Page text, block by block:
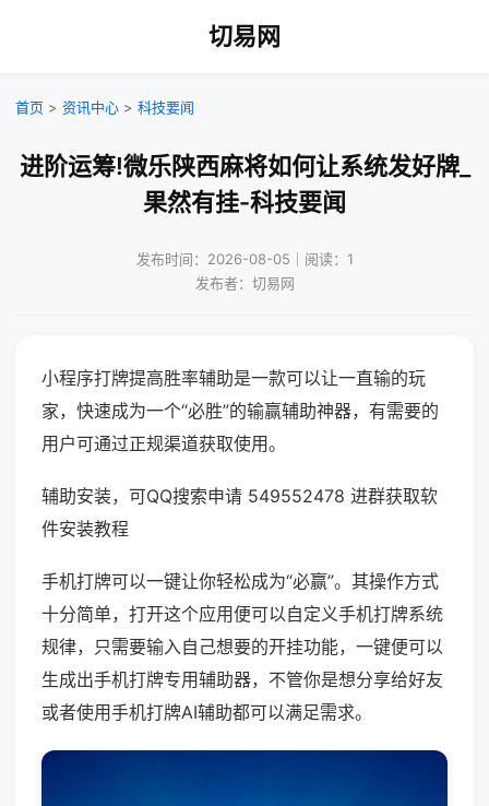
切易网
首页 > 资讯中心 > 科技要闻
进阶运筹!微乐陕西麻将如何让系统发好牌_
果然有挂-科技要闻
发布时间：2026-08-05｜阅读：1
发布者：切易网
小程序打牌提高胜率辅助是一款可以让一直输的玩
家，快速成为一个“必胜”的输赢辅助神器，有需要的
用户可通过正规渠道获取使用。
辅助安装，可QQ搜索申请 549552478 进群获取软
件安装教程
手机打牌可以一键让你轻松成为“必赢”。其操作方式
十分简单，打开这个应用便可以自定义手机打牌系统
规律，只需要输入自己想要的开挂功能，一键便可以
生成出手机打牌专用辅助器，不管你是想分享给好友
或者使用手机打牌AI辅助都可以满足需求。